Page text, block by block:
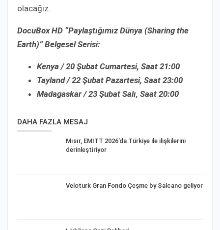
olacağız.
DocuBox HD “Paylaştığımız Dünya (Sharing the
Earth)” Belgesel Serisi:
Kenya / 20 Şubat Cumartesi, Saat 21:00
Tayland / 22 Şubat Pazartesi, Saat 23:00
Madagaskar / 23 Şubat Salı, Saat 20:00
DAHA FAZLA MESAJ
Mısır, EMITT 2026’da Türkiye ile ilişkilerini
derinleştiriyor
Veloturk Gran Fondo Çeşme by Salcano geliyor